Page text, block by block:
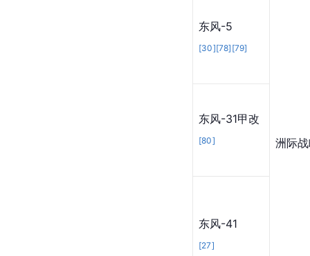
东风-5
[30][78] [79]
洲际
东风-31甲改
[80]
东风-41
[27]